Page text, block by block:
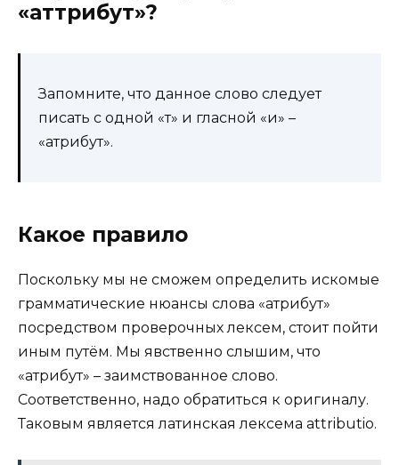
«аттрибут»?
Запомните, что данное слово следует
писать с одной «т» и гласной «и» –
«атрибут».
Какое правило
Поскольку мы не сможем определить искомые
грамматические нюансы слова «атрибут»
посредством проверочных лексем, стоит пойти
иным путём. Мы явственно слышим, что
«атрибут» – заимствованное слово.
Соответственно, надо обратиться к оригиналу.
Таковым является латинская лексема attributio.